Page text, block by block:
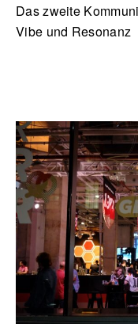
Das zweite
Vibe und Resonanz